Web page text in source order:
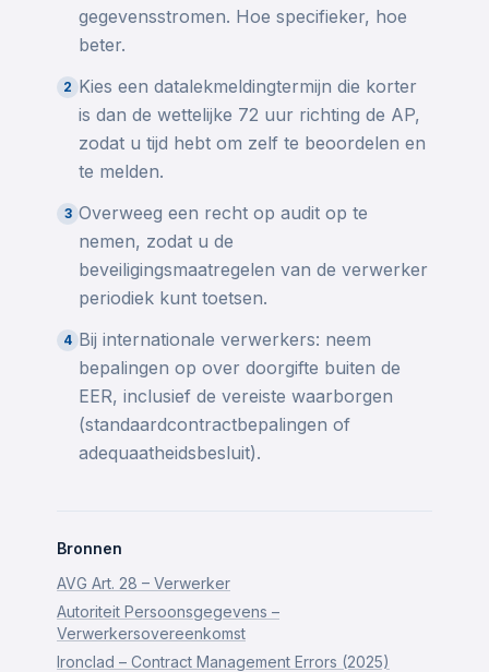
gegevensstromen. Hoe specifieker, hoe
beter.
2 Kies een datalekmeldingtermijn die korter
is dan de wettelijke 72 uur richting de AP,
zodat u tijd hebt om zelf te beoordelen en
te melden.
3 Overweeg een recht op audit op te
nemen, zodat u de
beveiligingsmaatregelen van de verwerker
periodiek kunt toetsen.
4 Bij internationale verwerkers: neem
bepalingen op over doorgifte buiten de
EER, inclusief de vereiste waarborgen
(standaardcontractbepalingen of
adequaatheidsbesluit).
Bronnen
AVG Art. 28 – Verwerker
Autoriteit Persoonsgegevens –
Verwerkersovereenkomst
Ironclad – Contract Management Errors (2025)